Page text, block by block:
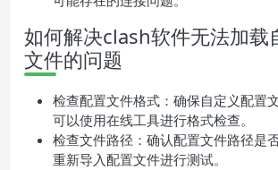
如何解决clash软件无法加载
文件的问题
检查配置文件格式：确保自定义配置
可以使用在线工具进行格式检查。
检查文件路径：确认配置文件路径是
重新导入配置文件进行测试。